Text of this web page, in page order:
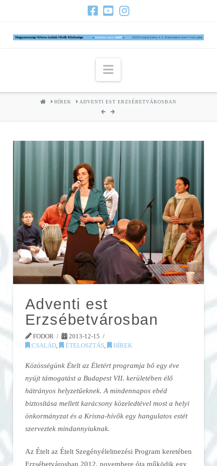
Navigation
HOMEHÍREK ADVENTI EST ERZSÉBETVÁROSBAN
Adventi est
Erzsébetvárosban
FODOR
2013-12-15
CSALÁD, ÉTELOSZTÁS, HÍREK
Közösségünk Ételt az Életért programja bő egy éve
nyújt támogatást a Budapest VII. kerületében élő
hátrányos helyzetűeknek. A mindennapos ebéd
biztosítása mellett karácsony közeledtével most a helyi
önkormányzat és a Krisna-hívők egy hangulatos estét
szerveztek mindannyiuknak.
Az Ételt az Ételt Szegényélelmezési Program keretében
Erzsébetvárosban 2012. novembere óta működik egy